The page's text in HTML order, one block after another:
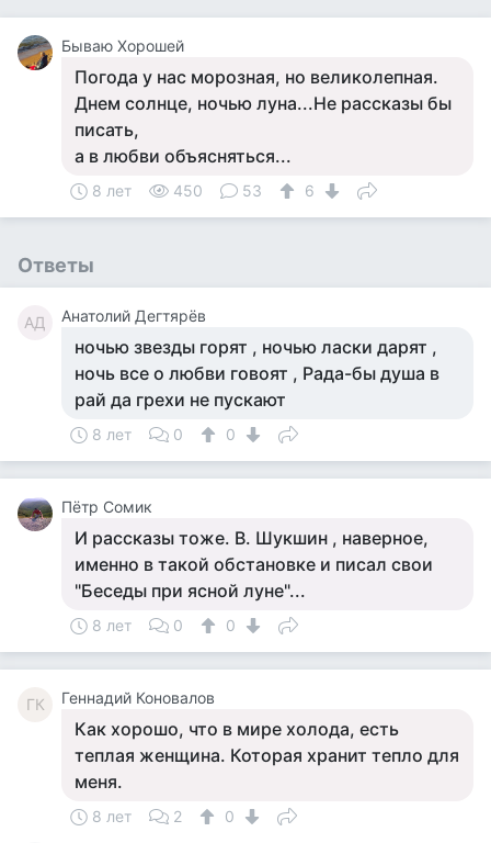
Бываю Хорошей
Погода у нас морозная, но великолепная.
Днем солнце, ночью луна...Не рассказы бы
писать,
а в любви объясняться...
8 лет 450 53 6
Ответы
АД Анатолий Дегтярёв
ночью звезды горят , ночью ласки дарят ,
ночь все о любви говоят , Рада-бы душа в
рай да грехи не пускают
8 лет 0 0
Пётр Сомик
И рассказы тоже. В. Шукшин , наверное,
именно в такой обстановке и писал свои
"Беседы при ясной луне"...
8 лет 0 0
ГК Геннадий Коновалов
Как хорошо, что в мире холода, есть
теплая женщина. Которая хранит тепло для
меня.
8 лет 2
0